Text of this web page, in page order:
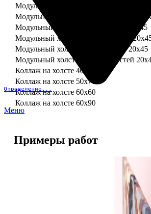
Определение...
Меню
Модульный холст из трех частей 20х45
Модульный холст из четырех частей
Модульный холст из пяти частей 20х45
Модульный холст из шести частей
Модульный холст из семи частей 20х45
Модульный холст из восьми частей
Коллаж на холсте 40х40
Коллаж на холсте 50х70
Коллаж на холсте 60х60
Коллаж на холсте 60х90
Примеры работ